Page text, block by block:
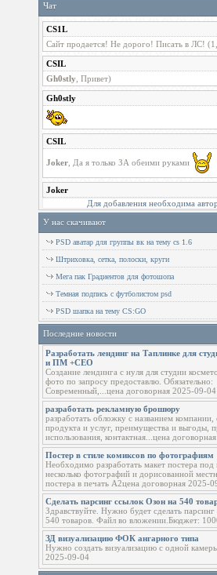
Чат
Для добавления необходима
У нас скачивают
PSD аватар для группы вк на тему cs 1.6
Штриховка, сетка, полоски, круги
Мега пак Градиентов для фотошопа
Темная подпись с футболистом psd
PSD шапка на тему CS:GO
Последние новости
Разработать лендинг на Таплинке для
и ПМ +СЕО
Создание лендинга с нуля для студии
фото по запросу предоставлю. Обязательно:
Современный,...цена договорная 2025-09-04
разработать рекламную брошюру
разработать обложку с названием компании,
продукта и услуг, преимущества и выгоды,
использования, контактная...цена
Постер в стиле комиксов по фотографиям
Необходимо разработать макет постера под
несколько фотографий и дорисованной
постера в печать А2цена договорная 2025-
Сделать парсинг ссылок Озон на 540
Здравствуйте. Нужно будет сделать
540 товаров. Файл во вложении.Бюджет:
ЗД визуализацию ФОК ангарного типа
Нужно создать визуализацию с одной
2025-09-04